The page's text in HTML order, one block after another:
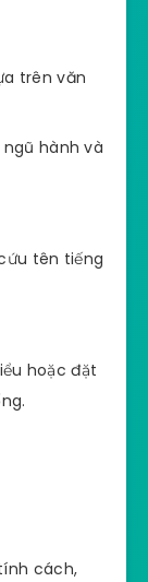
trên văn
hành và
tên tiếng
hoặc đặt
cách,